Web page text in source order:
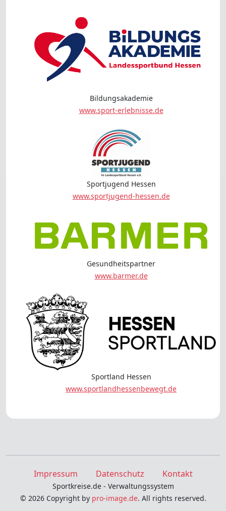
Bildungsakademie
www.sport-erlebnisse.de
Sportjugend Hessen
www.sportjugend-hessen.de
Gesundheitspartner
www.barmer.de
Sportland Hessen
www.sportlandhessenbewegt.de
Impressum Datenschutz Kontakt
Sportkreise.de - Verwaltungssystem
© 2026 Copyright by pro-image.de. All rights reserved.